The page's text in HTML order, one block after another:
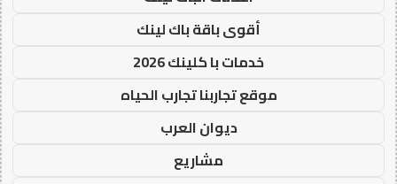
أقوى باقة باك لينك
خدمات با كلينك 2026
موقع تجاربنا تجارب الحياه
ديوان العرب
مشاريع